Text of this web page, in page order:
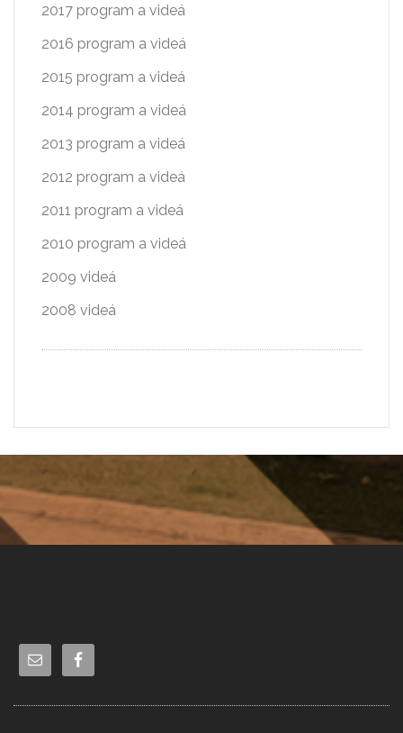
2017 program a videá
2016 program a videá
2015 program a videá
2014 program a videá
2013 program a videá
2012 program a videá
2011 program a videá
2010 program a videá
2009 videá
2008 videá